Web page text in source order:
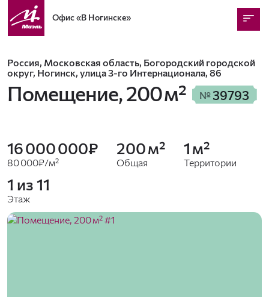
Офис«В Ногинске»
Россия, Московская область, Богородский городской
округ, Ногинск, улица 3-го Интернационала, 86
Помещение,200 м² № 39793
16 000 000₽
80 000₽/м²
200 м²
Общая
1 м²
Территории
1 из 11
Этаж